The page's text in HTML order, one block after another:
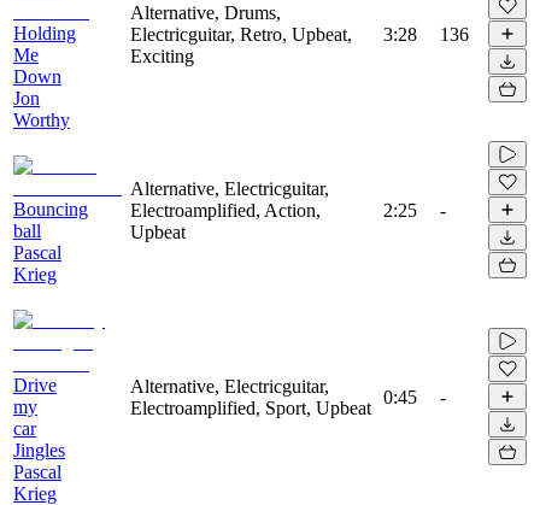
Holding
Me
Down
Jon
Worthy
Alternative, Drums,
Electricguitar, Retro, Upbeat,
Exciting
3:28 136
Bouncing
ball
Pascal
Krieg
Alternative, Electricguitar,
Electroamplified, Action,
Upbeat
2:25 -
Drive
my
car
Jingles
Pascal
Krieg
Alternative, Electricguitar,
Electroamplified, Sport, Upbeat
0:45 -